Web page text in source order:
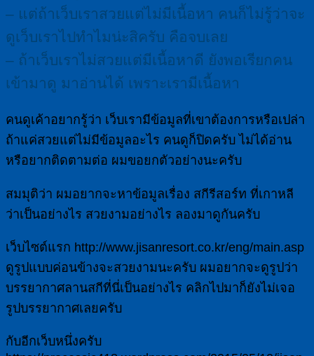
– แต่ถ้าเว็บเราสวยแต่ไม่มีเนื้อหา คนก็ไม่รู้ว่าจะ
ดูเว็บเราไปทำไมน่ะสิครับ คือจบเลย
– ถ้าเว็บเราไม่สวยแต่มีเนื้อหาดี ยังพอเรียกคน
เข้ามาดู มาอ่านได้ เพราะเรามีเนื้อหา
คนดูเค้าอยากรู้ว่า เว็บเรามีข้อมูลที่เขาต้องการหรือเปล่า
ถ้าแค่สวยแต่ไม่มีข้อมูลอะไร คนดูก็ปิดครับ ไม่ได้อ่าน
หรือยากติดตามต่อ ผมขอยกตัวอย่างนะครับ
สมมุติว่า ผมอยากจะหาข้อมูลเรื่อง สกีรีสอร์ท ที่เกาหลี
ว่าเป็นอย่างไร สวยงามอย่างไร ลองมาดูกันครับ
เว็บไซต์แรก http://www.jisanresort.co.kr/eng/main.asp
ดูรูปแบบค่อนข้างจะสวยงามนะครับ ผมอยากจะดูรูปว่า
บรรยากาศลานสกีที่นี่เป็นอย่างไร คลิกไปมาก็ยังไม่เจอ
รูปบรรยากาศเลยครับ
กับอีกเว็บหนึ่งครับ